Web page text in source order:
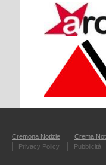
Cremona Notizie Crema
Privacy Policy
Pubblicità